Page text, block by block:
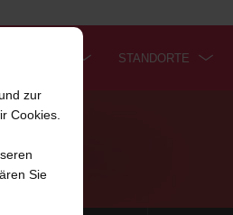
STANDORTE
zur
Cookies.
Sie